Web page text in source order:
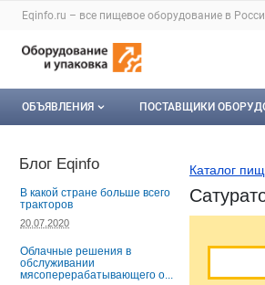
Раздел навигации по
Eqinfo.ru – все пищевое оборудование в
Авторизация и меню
Навигация по разделам
ОБЪЯВЛЕНИЯ
Мои объявления
ПОСТАВЩИКИ
Каталог компаний
Каталог
Блог Eqinfo
В какой стране больше всего
тракторов
20.07.2020
Облачные решения в
обслуживании
мясоперерабатывающего о...